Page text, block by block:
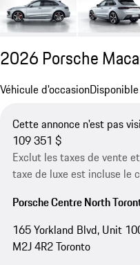
2026 Porsche
Véhicule d'occasion
Cette annonce n'est pas
109 351 $
Exclut les taxes de vente
taxe de luxe est incluse le
Porsche Centre North
165 Yorkland Blvd, Unit
M2J 4R2 Toronto